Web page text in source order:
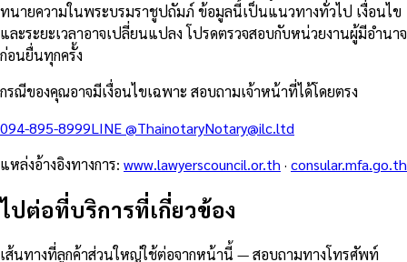
ทนายความในพระบรมราชูปถัมภ์ ข้อมูลนี้เป็นแนวทางทั่วไป เงื่อนไข
และระยะเวลาอาจเปลี่ยนแปลง โปรดตรวจสอบกับหน่วยงานผู้มีอำนาจ
ก่อนยื่นทุกครั้ง
กรณีของคุณอาจมีเงื่อนไขเฉพาะ สอบถามเจ้าหน้าที่ได้โดยตรง
094-895-8999LINE@ThainotaryNotary@ilc.ltd
แหล่งอ้างอิงทางการ: www.lawyerscouncil.or.th · consular.mfa.go.th
ไปต่อที่บริการที่เกี่ยวข้อง
เส้นทางที่ลูกค้าส่วนใหญ่ใช้ต่อจากหน้านี้ — สอบถามทางโทรศัพท์